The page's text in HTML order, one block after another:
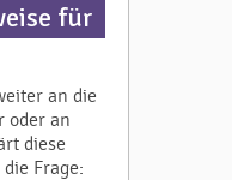
für
an die
oder an
diese
Frage: